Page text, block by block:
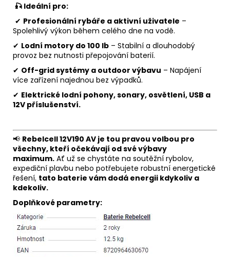
🎣 Ideální pro:
✔ Profesionální rybáře a aktivní uživatele –
Spolehlivý výkon během celého dne na vodě.
✔ Lodní motory do 100 lb – Stabilní a dlouhodobý
provoz bez nutnosti přepojování baterií.
✔ Off-grid systémy a outdoor výbavu – Napájení
více zařízení najednou bez výpadků.
✔ Elektrické lodní pohony, sonary, osvětlení, USB a
12V příslušenství.
📢 Rebelcell 12V190 AV je tou pravou volbou pro
všechny, kteří očekávají od své výbavy
maximum. Ať už se chystáte na soutěžní rybolov,
expediční plavbu nebo potřebujete robustní energetické
řešení, tato baterie vám dodá energii kdykoliv a
kdekoliv.
Doplňkové parametry: